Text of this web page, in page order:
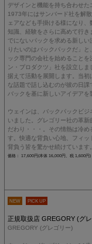
デザインと機能を持ち合わせた
1973年にはサンバード社を解
ェアなども手掛ける様になり
知識、経験をさらに高めて行き
でにないパックを求める新し
りたいのはバックパックだ」
ック専門の会社を始めること
ン・プロダクツ」社を設立し
据えて活動を展開します。当
な話題で話し込むのが彼の日
バックを基に新しいアイデアを
ウェインは、バックパックビ
いました。グレゴリー社の革
だわり・・・。その情熱は冷
す。快適な背負い心地、フィ
背負う皆を驚かせ続けています。
価格： 17,600円(本体 16,000円、税 1,600円)
NEW PICK UP
正規取扱店 GREGORY (グ
GREGORY (グレゴリー)